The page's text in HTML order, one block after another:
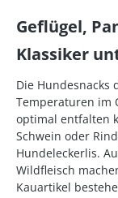
Geflügel,
Klassiker
Die Hundesnacks
Temperaturen im
optimal entfalten
Schwein oder
Hundeleckerlis.
Wildfleisch
Kauartikel